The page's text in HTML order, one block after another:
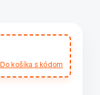
Do košíka s kódom